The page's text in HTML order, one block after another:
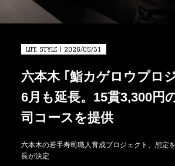
LIFE STYLE | 2026/05/31
六本木 ｢鮨カゲロウプロ
6月も延長。15貫3,300円
司コースを提供
六本木の若手寿司職人育成プロジェクト、想定
長が決定